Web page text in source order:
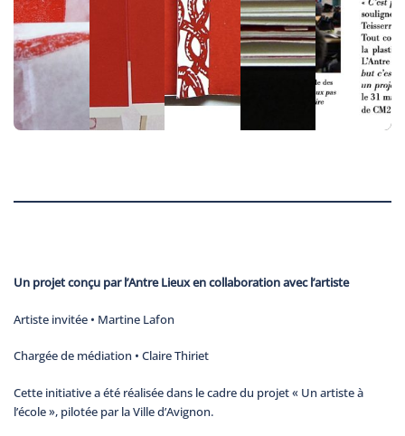
Un projet conçu par l’Antre Lieux en collaboration avec l’artiste
Artiste invitée • Martine Lafon
Chargée de médiation • Claire Thiriet
Cette initiative a été réalisée dans le cadre du projet « Un artiste à
l’école », pilotée par la Ville d’Avignon.